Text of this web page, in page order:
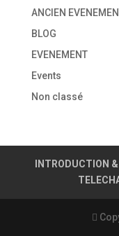
ANCIEN
BLOG
EVENEMENT
Events
Non classé
INTRODUCTION
